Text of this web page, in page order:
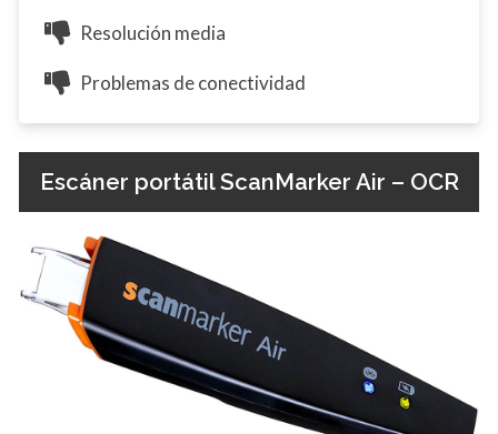
Resolución media
Problemas de conectividad
Escáner portátil ScanMarker Air – OCR